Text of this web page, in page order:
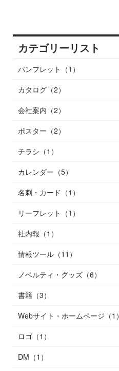
カテゴリーリスト
パンフレット（1）
カタログ（2）
会社案内（2）
ポスター（2）
チラシ（1）
カレンダー（5）
名刺・カード（1）
リーフレット（1）
社内報（1）
情報ツール（11）
ノベルティ・グッズ（6）
書籍（3）
Webサイト・ホームページ（1）
ロゴ（1）
DM（1）